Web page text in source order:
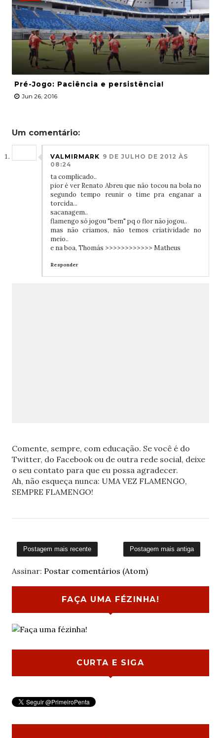
Pré-Jogo: Paciência e persistência!
Jun 26, 2016
Um comentário:
VALMIRMARK 9 DE JULHO DE 2012 ÀS
08:24
ta complicado..
pior é ver Renato Abreu que não tocou na bola no
segundo tempo reunir o time pra enganar a
torcida...
sacanagem..
flamengo só jogou "bem" pq o flor não jogou..
mas não criamos, não temos criatividade no
meio..
e na boa, Thomás >>>>>>>>>>>> Matheus
Responder
Comente, sempre, com educação. Se você é do
Twitter, do Facebook ou de outra rede social, deixe
o seu contato para que eu possa agradecer.
Ah, não esqueça nunca: UMA VEZ FLAMENGO,
SEMPRE FLAMENGO!
Postagem mais recente Postagem mais antiga
Assinar: Postar comentários (Atom)
FAÇA UMA FÉZINHA!
CURTA E SIGA